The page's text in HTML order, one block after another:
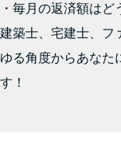
・毎月の返済額は
建築士、宅建士、フ
ゆる角度からあなた
す！